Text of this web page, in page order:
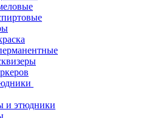
и этюдники